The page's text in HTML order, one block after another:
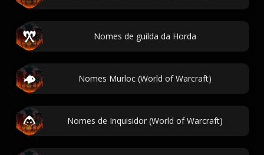
Nomes de guilda da Horda
Nomes Murloc (World of Warcraft)
Nomes de Inquisidor (World of Warcraft)